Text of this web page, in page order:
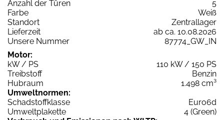
Anzahl der Türen
5
Farbe
Weiß
Standort
Zentrallager
Lieferzeit
ab ca. 10.08.2026
Unsere Nummer
87774_GW_IN
Motor:
kW / PS
110 kW / 150 PS
Treibstoff
Benzin
Hubraum
1.498 cm³
Umweltnormen:
Schadstoffklasse
Euro6d
Umweltplakette
4 (Green)